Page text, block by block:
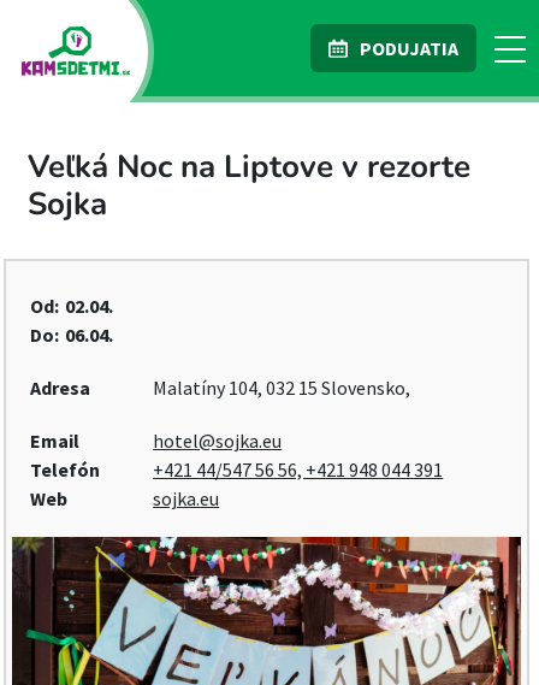
PODUJATIA
Veľká Noc na Liptove v rezorte
Sojka
Od: 02.04.
Do: 06.04.
Adresa Malatíny 104, 032 15 Slovensko,
Email
hotel@sojka.eu
Telefón
+421 44/547 56 56, +421 948 044 391
Web
sojka.eu